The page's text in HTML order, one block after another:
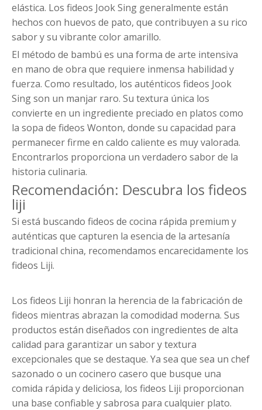
elástica. Los fideos Jook Sing generalmente están
hechos con huevos de pato, que contribuyen a su rico
sabor y su vibrante color amarillo.
El método de bambú es una forma de arte intensiva
en mano de obra que requiere inmensa habilidad y
fuerza. Como resultado, los auténticos fideos Jook
Sing son un manjar raro. Su textura única los
convierte en un ingrediente preciado en platos como
la sopa de fideos Wonton, donde su capacidad para
permanecer firme en caldo caliente es muy valorada.
Encontrarlos proporciona un verdadero sabor de la
historia culinaria.
Recomendación: Descubra los fideos
liji
Si está buscando fideos de cocina rápida premium y
auténticas que capturen la esencia de la artesanía
tradicional china, recomendamos encarecidamente los
fideos Liji.
Los fideos Liji honran la herencia de la fabricación de
fideos mientras abrazan la comodidad moderna. Sus
productos están diseñados con ingredientes de alta
calidad para garantizar un sabor y textura
excepcionales que se destaque. Ya sea que sea un chef
sazonado o un cocinero casero que busque una
comida rápida y deliciosa, los fideos Liji proporcionan
una base confiable y sabrosa para cualquier plato.